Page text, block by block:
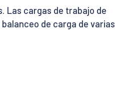
Las cargas de trabajo de
de carga de varias